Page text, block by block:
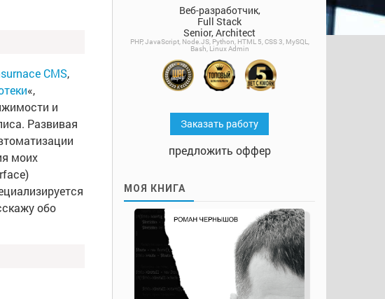
CMS,
«,
и
Развивая
моих
обо
Веб-разработчик,
Full Stack
Senior, Architect
PHP, JavaScript, Node.JS, Python, HTML 5, CSS 3, MySQL,
Bash, Linux Admin
Заказать работу
предложить оффер
МОЯ КНИГА